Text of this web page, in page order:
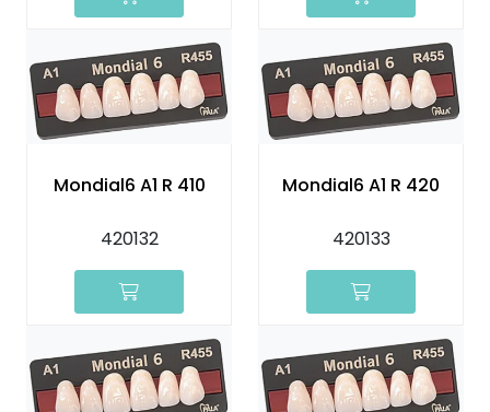
Mondial6 A1 R 410
420132
Mondial6 A1 R 420
420133